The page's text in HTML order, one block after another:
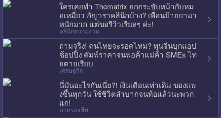
ใครเคยทำ Thematrix ยกกระชับหน้ากับหม
อเหมี่ยว กัญวราคลินิกบ้าง? เพื่อนป้ายยามา
หนักมาก แต่ขอรีวิวเรียลๆ ค่ะ!
คลินิกความงาม
ถามจริง! คนไทยจะรอดไหม? ทุนจีนบุกแอป
ช้อปปิ้ง ดัมพ์ราคาจนพ่อค้าแม่ค้า SMEs ไท
ยตายเรียบ
เศรษฐกิจ
นี่มันอะไรกันเนี่ย?! เงินเดือนเท่าเดิม ของแพ
งขึ้นทุกวัน ใช้ชีวิตลำบากจนท้อแล้วนะพวก
แก!
ค่าครองชีพ